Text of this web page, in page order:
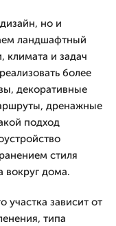
но и
ландшафтный
климата и задач
более
декоративные
дренажные
подход
стиля
вокруг дома.
участка зависит от
типа